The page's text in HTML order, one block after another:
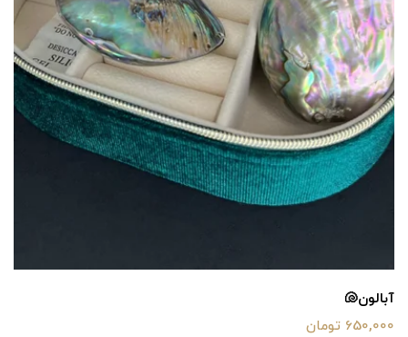
آبالون🐚
650,000 تومان